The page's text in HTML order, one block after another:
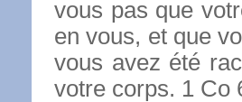
vous pas que
en vous, et que
vous avez été
votre corps. 1 Co